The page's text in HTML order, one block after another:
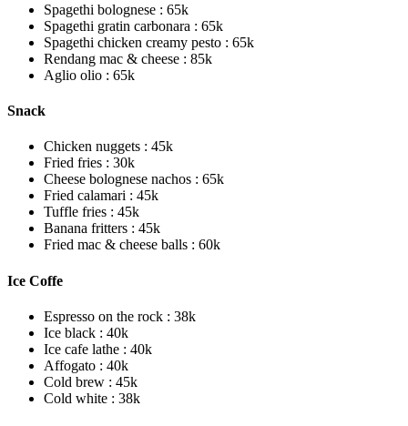
Spagethi bolognese : 65k
Spagethi gratin carbonara : 65k
Spagethi chicken creamy pesto : 65k
Rendang mac & cheese : 85k
Aglio olio : 65k
Snack
Chicken nuggets : 45k
Fried fries : 30k
Cheese bolognese nachos : 65k
Fried calamari : 45k
Tuffle fries : 45k
Banana fritters : 45k
Fried mac & cheese balls : 60k
Ice Coffe
Espresso on the rock : 38k
Ice black : 40k
Ice cafe lathe : 40k
Affogato : 40k
Cold brew : 45k
Cold white : 38k